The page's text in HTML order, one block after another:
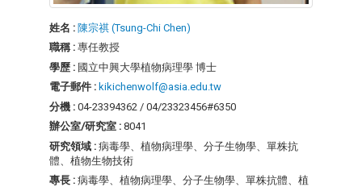
姓名 : 陳宗祺 (Tsung-Chi Chen)
職稱 : 專任教授
學歷 : 國立中興大學植物病理學 博士
電子郵件 : kikichenwolf@asia.edu.tw
分機 : 04-23394362 / 04/23323456#6350
辦公室/研究室 : 8041
研究領域 : 病毒學、植物病理學、分子生物學、單株抗
體、植物生物技術
專長 : 病毒學、植物病理學、分子生物學、單株抗體、植